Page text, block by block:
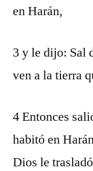
en Harán,
3 y le dijo: Sal
ven a la tierra
4 Entonces
habitó en
Dios le